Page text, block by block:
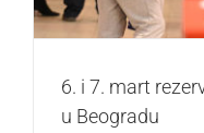
6. i 7. mart
u Beogradu